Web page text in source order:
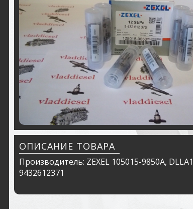
ОПИСАНИЕ ТОВАРА
Производитель: ZEXEL 105015-9850A,
9432612371